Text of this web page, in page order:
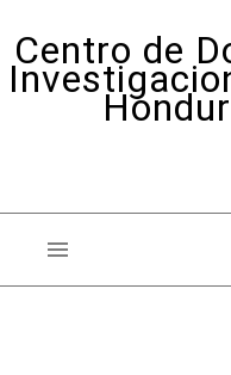
Centro de